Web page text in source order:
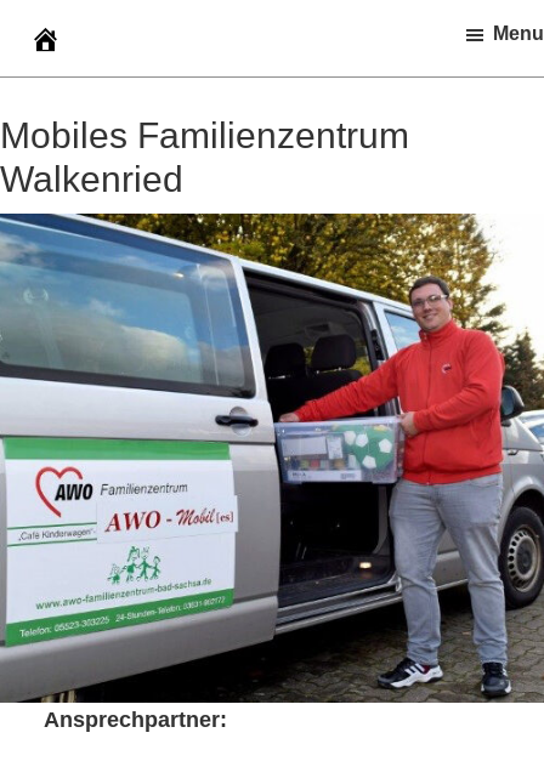
Menu
Mobiles Familienzentrum
Walkenried
Ansprechpartner: